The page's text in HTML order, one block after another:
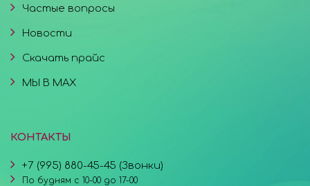
Частые вопросы
Новости
Скачать прайс
МЫ В MAX
КОНТАКТЫ
+7 (995) 880-45-45 (Звонки)
По будням с 10-00 до 17-00